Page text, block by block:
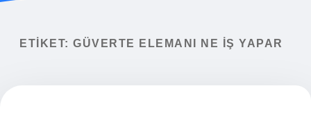
ETIKET: GÜVERTE ELEMANI NE IŞ YAPAR